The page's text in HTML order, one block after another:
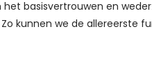
basisvertrouwen en
kunnen we de allereerste